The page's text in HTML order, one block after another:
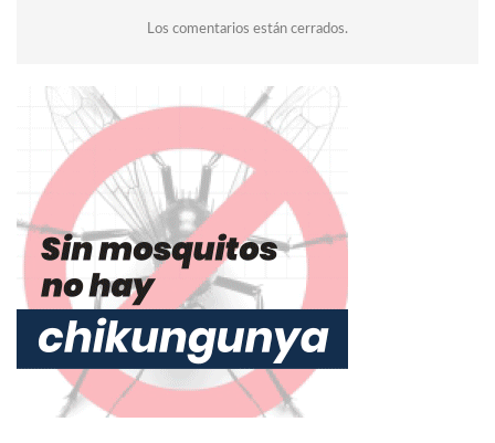
Los comentarios están cerrados.